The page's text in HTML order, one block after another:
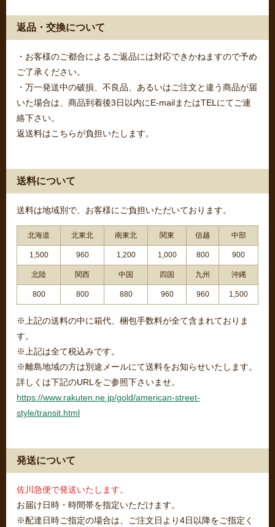
返品・交換について
・お客様のご都合によるご返品には対応できかねますので予め
ご了承ください。
・万一発送中の破損、不良品、あるいはご注文と違う商品が届
いた場合は、商品到着後3日以内にE-mailまたはTELにてご連
絡下さい。
返送料はこちらが負担いたします。
送料について
送料は地域別で、お客様にご負担いただいております。
北海道 北東北 南東北 関東 信越 中部
1,500 960 1,200 1,000 800 900
北陸 関西 中国 四国 九州 沖縄
800 800 880 960 960 1,500
※上記の送料の中に箱代、梱包手数料が全て含まれておりま
す。
※上記は全て税込みです。
※離島地域の方は別途メールにて送料をお知らせいたします。
詳しくは下記のURLをご参照下さいませ。
https://www.rakuten.ne.jp/gold/american-street-
style/transit.html
発送について
佐川急便で発送いたします。
お届け日時・時間帯を指定いただけます。
※配達日時ご指定の場合は、ご注文日より4日以降をご指定く